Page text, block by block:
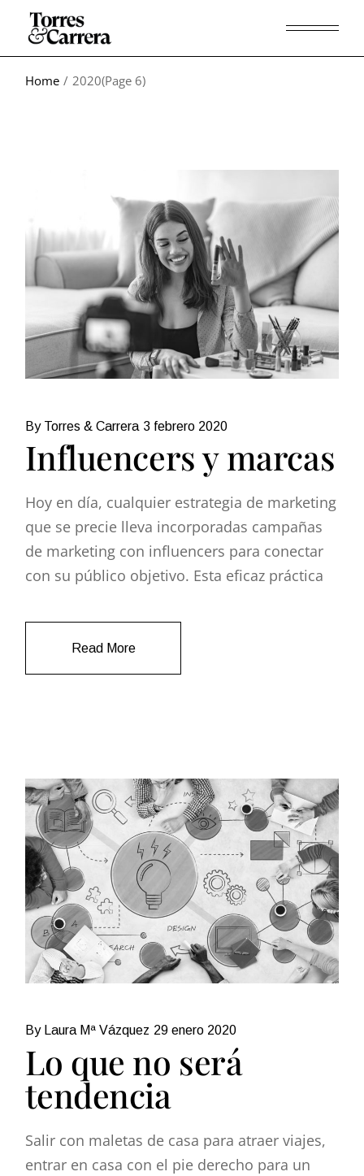
Home 2020(Page 6)
By Torres & Carrera 3 febrero 2020
Influencers y marcas
Hoy en día, cualquier estrategia de marketing
que se precie lleva incorporadas campañas
de marketing con influencers para conectar
con su público objetivo. Esta eficaz práctica
Read More
By Laura Mª Vázquez 29 enero 2020
Lo que no será
tendencia
Salir con maletas de casa para atraer viajes,
entrar en casa con el pie derecho para un